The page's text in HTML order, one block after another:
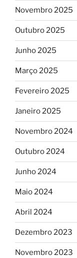
Novembro 2025
Outubro 2025
Junho 2025
Março 2025
Fevereiro 2025
Janeiro 2025
Novembro 2024
Outubro 2024
Junho 2024
Maio 2024
Abril 2024
Dezembro 2023
Novembro 2023